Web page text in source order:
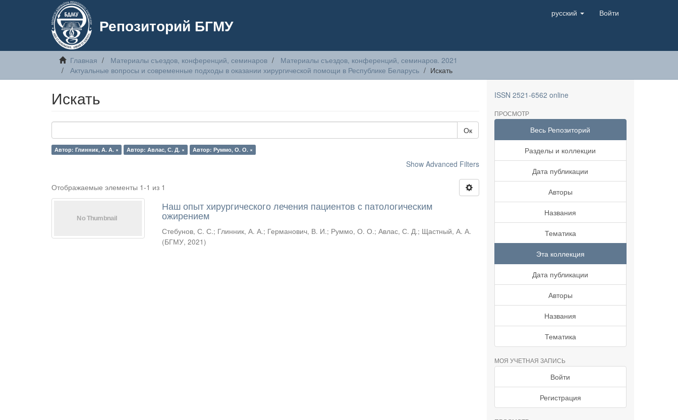
Репозиторий БГМУ
русский Войти
Главная Материалы съездов, конференций, семинаров
Материалы съездов, конференций, семинаров. 2021
Актуальные вопросы и современные подходы в оказании хирургической помощи в Республике Беларусь
Искать
Искать
Ок
Автор: Глинник, А. А. × Автор: Авлас, С. Д. × Автор: Руммо, О. О. ×
Show Advanced Filters
Отображаемые элементы 1-1 из 1
Наш опыт хирургического лечения пациентов с патологическим
ожирением
Стебунов, С. С.; Глинник, А. А.; Германович, В. И.; Руммо, О. О.;Авлас, С. Д.; Щастный, А. А.
(БГМУ,2021)
ISSN 2521-6562 online
ПРОСМОТР
Весь Репозиторий
Разделы и коллекции
Дата публикации
Авторы
Названия
Тематика
Эта коллекция
Дата публикации
Авторы
Названия
Тематика
МОЯ УЧЕТНАЯ ЗАПИСЬ
Войти
Регистрация